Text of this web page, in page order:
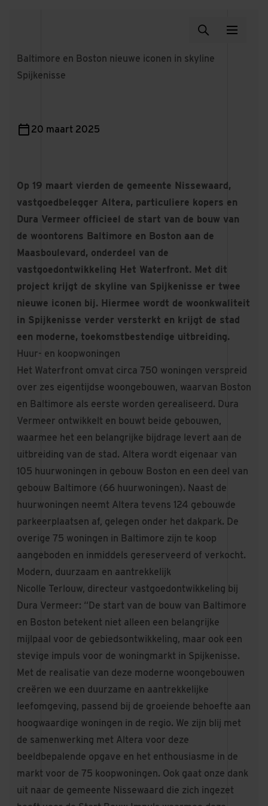
Baltimore en Boston nieuwe iconen in skyline
Spijkenisse
20 maart 2025
Op 19 maart vierden de gemeente Nissewaard,
vastgoedbelegger Altera, particuliere kopers en
Dura Vermeer officieel de start van de bouw van
de woontorens Baltimore en Boston aan de
Maasboulevard, onderdeel van de
vastgoedontwikkeling Het Waterfront. Met dit
project krijgt de skyline van Spijkenisse er twee
nieuwe iconen bij. Hiermee wordt de woonkwaliteit
in Spijkenisse verder versterkt en krijgt de stad
een moderne, toekomstbestendige uitbreiding.
Huur- en koopwoningen
Het Waterfront omvat circa 750 woningen verspreid
over zes eigentijdse woongebouwen, waarvan Boston
en Baltimore als eerste worden gerealiseerd. Dura
Vermeer ontwikkelt en bouwt beide gebouwen,
waarmee het een belangrijke bijdrage levert aan de
uitbreiding van de stad. Altera wordt eigenaar van
105 huurwoningen in gebouw Boston en een deel van
gebouw Baltimore (66 huurwoningen). Naast de
huurwoningen neemt Altera tevens 124 gebouwde
parkeerplaatsen af, gelegen onder het dakpark. De
overige 75 woningen in Baltimore zijn te koop
aangeboden en inmiddels gereserveerd of verkocht.
Modern, duurzaam en aantrekkelijk
Nicolle Terlouw, directeur vastgoedontwikkeling bij
Dura Vermeer: “De start van de bouw van Baltimore
en Boston betekent niet alleen een belangrijke
mijlpaal voor de gebiedsontwikkeling, maar ook een
stevige impuls voor de woningmarkt in Spijkenisse.
Met de realisatie van deze moderne woongebouwen
creëren we een duurzame en aantrekkelijke
leefomgeving, passend bij de groeiende behoefte aan
hoogwaardige woningen in de regio. We zijn blij met
de samenwerking met Altera voor deze
beeldbepalende opgave en het enthousiasme in de
markt voor de 75 koopwoningen. Ook gaat onze dank
uit naar de gemeente Nissewaard die zich ingezet